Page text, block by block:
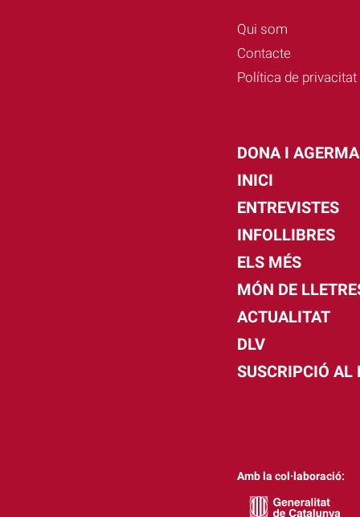
Qui som
Contacte
Política de privacitat
DONA I
INICI
ENTREVISTES
INFOLLIBRES
ELS MÉS
MÓN DE
ACTUALITAT
DLV
SUSCRIPCIÓ AL
Amb la col·laboració: